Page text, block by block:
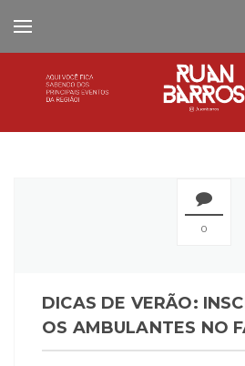
0
DICAS DE VERÃO:
OS AMBULANTES NO